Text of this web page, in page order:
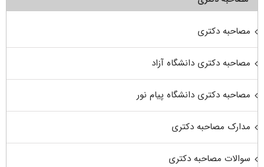
مصاحبه دکتری
مصاحبه دکتری دانشگاه آزاد
مصاحبه دکتری دانشگاه پیام نور
مدارک مصاحبه دکتری
سوالات مصاحبه دکتری